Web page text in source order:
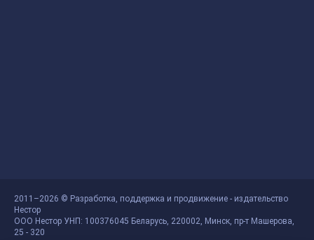
2011–2026 © Разработка, поддержка и продвижение - издательство
Нестор
ООО Нестор УНП: 100376045 Беларусь, 220002, Минск, пр-т Машерова,
25 - 320